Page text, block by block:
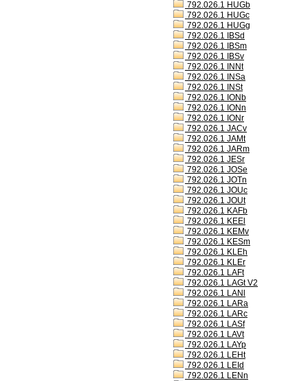
792.026.1 HUGb
792.026.1 HUGc
792.026.1 HUGg
792.026.1 IBSd
792.026.1 IBSm
792.026.1 IBSv
792.026.1 INNt
792.026.1 INSa
792.026.1 INSt
792.026.1 IONb
792.026.1 IONn
792.026.1 IONr
792.026.1 JACv
792.026.1 JAMt
792.026.1 JARm
792.026.1 JESr
792.026.1 JOSe
792.026.1 JOTn
792.026.1 JOUc
792.026.1 JOUt
792.026.1 KAFb
792.026.1 KEEl
792.026.1 KEMv
792.026.1 KESm
792.026.1 KLEh
792.026.1 KLEr
792.026.1 LAFt
792.026.1 LAGt V2
792.026.1 LANl
792.026.1 LARa
792.026.1 LARc
792.026.1 LASf
792.026.1 LAVt
792.026.1 LAYp
792.026.1 LEHt
792.026.1 LEId
792.026.1 LENn